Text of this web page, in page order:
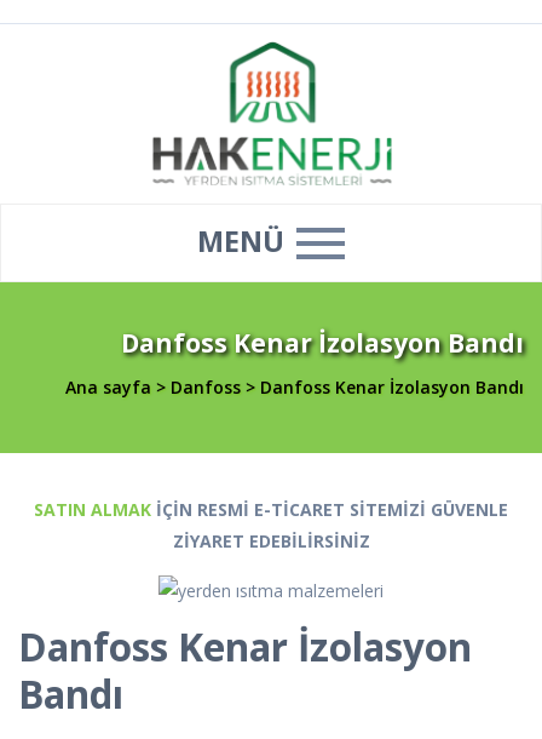
MENÜ
Danfoss Kenar İzolasyon Bandı
Ana sayfa > Danfoss > Danfoss Kenar İzolasyon Bandı
SATIN ALMAK İÇİN RESMİ E-TİCARET SİTEMİZİ GÜVENLE
ZİYARET EDEBİLİRSİNİZ
Danfoss Kenar İzolasyon
Bandı